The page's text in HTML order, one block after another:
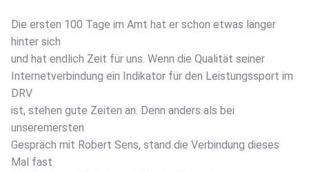
Die ersten 100 Tage im Amt hat er schon etwas länger
hinter sich
und hat endlich Zeit für uns. Wenn die Qualität seiner
Internetverbindung ein Indikator für den Leistungssport im
DRV
ist, stehen gute Zeiten an. Denn anders als bei
unseremersten
Gespräch mit Robert Sens, stand die Verbindung dieses
Mal fast